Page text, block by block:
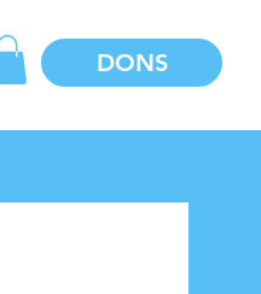
DONS